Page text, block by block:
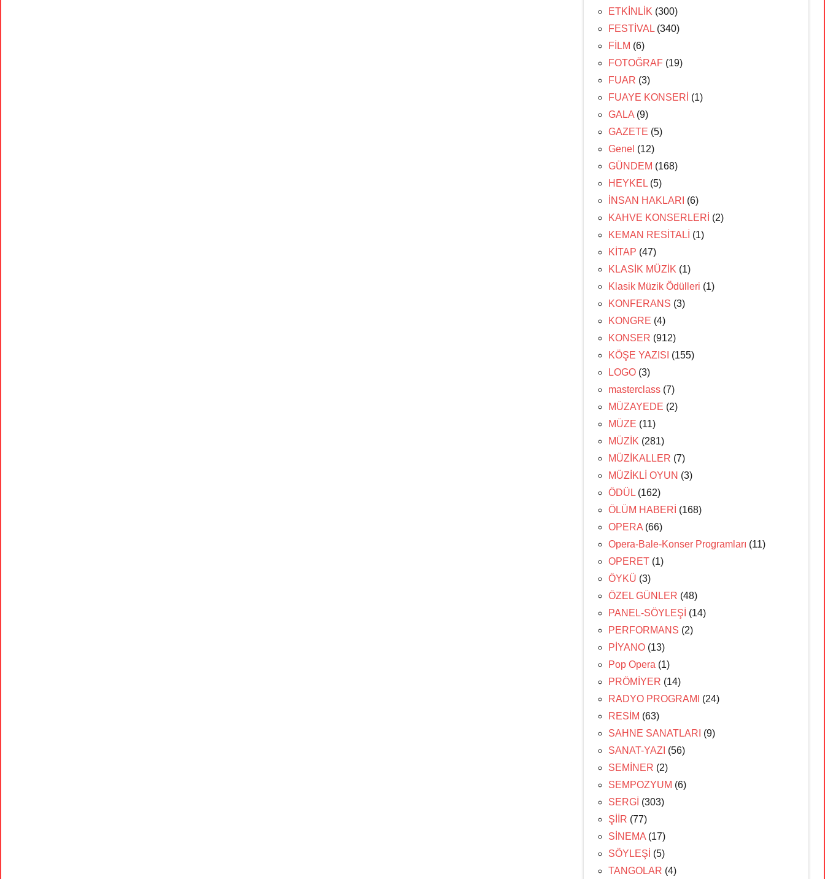
ETKİNLİK (300)
FESTİVAL (340)
FİLM (6)
FOTOĞRAF (19)
FUAR (3)
FUAYE KONSERİ (1)
GALA (9)
GAZETE (5)
Genel (12)
GÜNDEM (168)
HEYKEL (5)
İNSAN HAKLARI (6)
KAHVE KONSERLERİ (2)
KEMAN RESİTALİ (1)
KİTAP (47)
KLASİK MÜZİK (1)
Klasik Müzik Ödülleri (1)
KONFERANS (3)
KONGRE (4)
KONSER (912)
KÖŞE YAZISI (155)
LOGO (3)
masterclass (7)
MÜZAYEDE (2)
MÜZE (11)
MÜZİK (281)
MÜZİKALLER (7)
MÜZİKLİ OYUN (3)
ÖDÜL (162)
ÖLÜM HABERİ (168)
OPERA (66)
Opera-Bale-Konser Programları (11)
OPERET (1)
ÖYKÜ (3)
ÖZEL GÜNLER (48)
PANEL-SÖYLEŞİ (14)
PERFORMANS (2)
PİYANO (13)
Pop Opera (1)
PRÖMİYER (14)
RADYO PROGRAMI
(24)
RESİM (63)
SAHNE SANATLARI (9)
SANAT-YAZI (56)
SEMİNER (2)
SEMPOZYUM (6)
SERGİ (303)
ŞİİR (77)
SİNEMA (17)
SÖYLEŞİ (5)
TANGOLAR (4)